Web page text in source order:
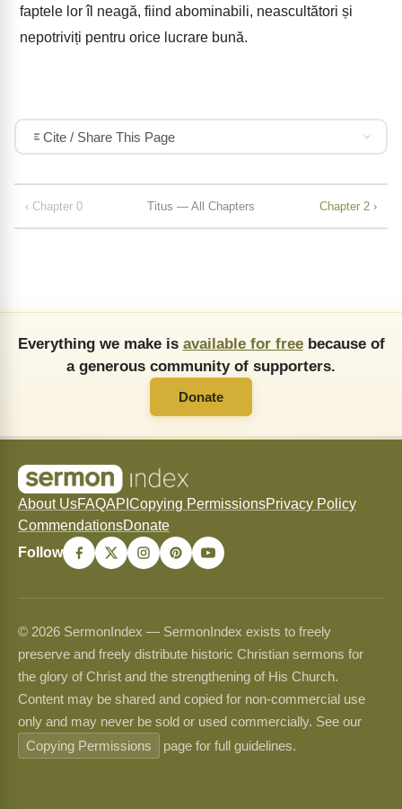
faptele lor îl neagă, fiind abominabili, neascultători și
nepotriviți pentru orice lucrare bună.
Cite / Share This Page
‹ Chapter 0 Titus — All Chapters Chapter 2 ›
Everything we make is available for freebecause of
a generous community of supporters.
Donate
About UsFAQAPI Copying PermissionsPrivacy Policy
CommendationsDonate
Follow
© 2026 SermonIndex — SermonIndex exists to freely
preserve and freely distribute historic Christian sermons for
the glory of Christ and the strengthening of His Church.
Content may be shared and copied for non-commercial use
only and may never be sold or used commercially. See our
Copying Permissions
page for full guidelines.